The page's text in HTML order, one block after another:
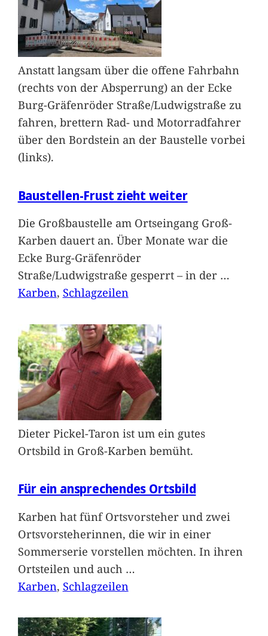
Anstatt langsam über die offene Fahrbahn
(rechts von der Absperrung) an der Ecke
Burg-Gräfenröder Straße/Ludwigstraße zu
fahren, brettern Rad- und Motorradfahrer
über den Bordstein an der Baustelle vorbei
(links).
Baustellen-Frust zieht weiter
Die Großbaustelle am Ortseingang Groß-
Karben dauert an. Über Monate war die
Ecke Burg-Gräfenröder
Straße/Ludwigstraße gesperrt – in der …
Karben, Schlagzeilen
Dieter Pickel-Taron ist um ein gutes
Ortsbild in Groß-Karben bemüht.
Für ein ansprechendes Ortsbild
Karben hat fünf Ortsvorsteher und zwei
Ortsvorsteherinnen, die wir in einer
Sommerserie vorstellen möchten. In ihren
Ortsteilen und auch …
Karben, Schlagzeilen